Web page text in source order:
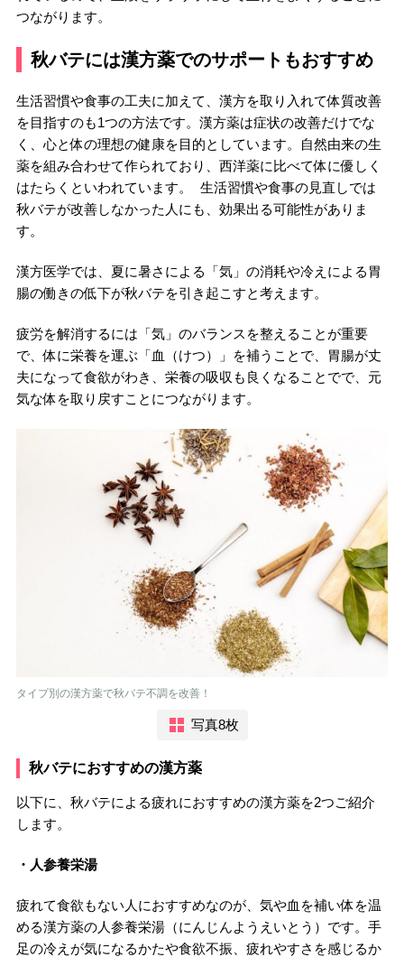
つながります。
秋バテには漢方薬でのサポートもおすすめ
生活習慣や食事の工夫に加えて、漢方を取り入れて体質改善
を目指すのも1つの方法です。漢方薬は症状の改善だけでな
く、心と体の理想の健康を目的としています。自然由来の生
薬を組み合わせて作られており、西洋薬に比べて体に優しく
はたらくといわれています。 生活習慣や食事の見直しでは
秋バテが改善しなかった人にも、効果出る可能性がありま
す。
漢方医学では、夏に暑さによる「気」の消耗や冷えによる胃
腸の働きの低下が秋バテを引き起こすと考えます。
疲労を解消するには「気」のバランスを整えることが重要
で、体に栄養を運ぶ「血（けつ）」を補うことで、胃腸が丈
夫になって食欲がわき、栄養の吸収も良くなることでで、元
気な体を取り戻すことにつながります。
タイプ別の漢方薬で秋バテ不調を改善！
写真8枚
秋バテにおすすめの漢方薬
以下に、秋バテによる疲れにおすすめの漢方薬を2つご紹介
します。
・人参養栄湯
疲れて食欲もない人におすすめなのが、気や血を補い体を温
める漢方薬の人参養栄湯（にんじんようえいとう）です。手
足の冷えが気になるかたや食欲不振、疲れやすさを感じるか